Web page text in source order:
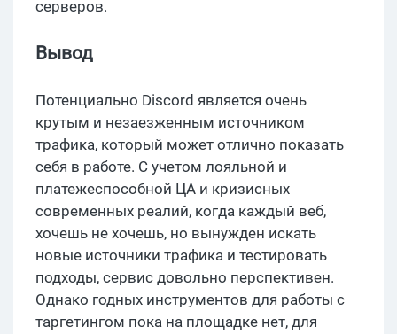
серверов.
Вывод
Потенциально Discord является очень
крутым и незаезженным источником
трафика, который может отлично показать
себя в работе. С учетом лояльной и
платежеспособной ЦА и кризисных
современных реалий, когда каждый веб,
хочешь не хочешь, но вынужден искать
новые источники трафика и тестировать
подходы, сервис довольно перспективен.
Однако годных инструментов для работы с
таргетингом пока на площадке нет, для